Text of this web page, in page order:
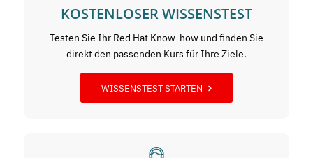
KOSTENLOSER WISSENSTEST
Testen Sie Ihr Red Hat Know-how und finden Sie
direkt den passenden Kurs für Ihre Ziele.
WISSENSTEST STARTEN